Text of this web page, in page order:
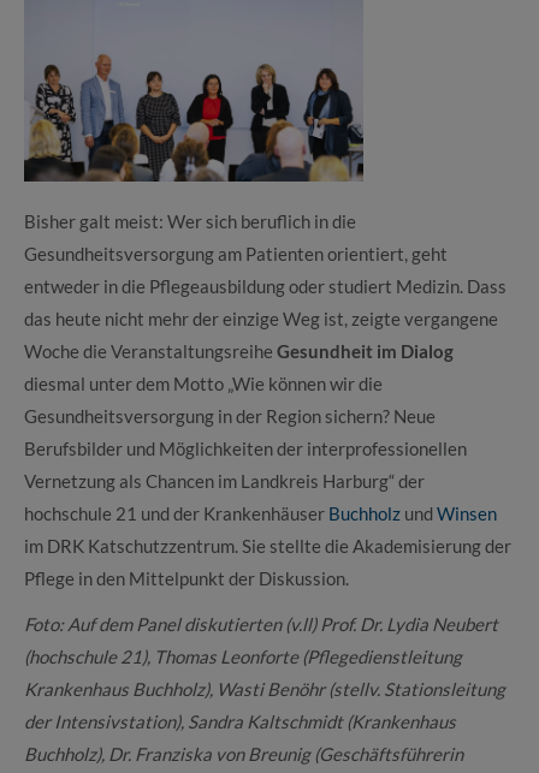
Bisher galt meist: Wer sich beruflich in die
Gesundheitsversorgung am Patienten orientiert, geht
entweder in die Pflegeausbildung oder studiert Medizin. Dass
das heute nicht mehr der einzige Weg ist, zeigte vergangene
Woche die Veranstaltungsreihe Gesundheit im Dialog
diesmal unter dem Motto „Wie können wir die
Gesundheitsversorgung in der Region sichern? Neue
Berufsbilder und Möglichkeiten der interprofessionellen
Vernetzung als Chancen im Landkreis Harburg“ der
hochschule 21 und der Krankenhäuser Buchholz und Winsen
im DRK Katschutzzentrum. Sie stellte die Akademisierung der
Pflege in den Mittelpunkt der Diskussion.
Foto: Auf dem Panel diskutierten (v.ll) Prof. Dr. Lydia Neubert
(hochschule 21), Thomas Leonforte (Pflegedienstleitung
Krankenhaus Buchholz), Wasti Benöhr (stellv. Stationsleitung
der Intensivstation), Sandra Kaltschmidt (Krankenhaus
Buchholz), Dr. Franziska von Breunig (Geschäftsführerin